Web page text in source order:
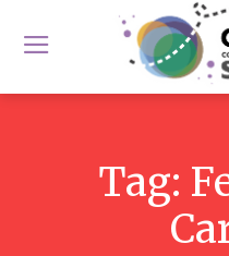
Tag: